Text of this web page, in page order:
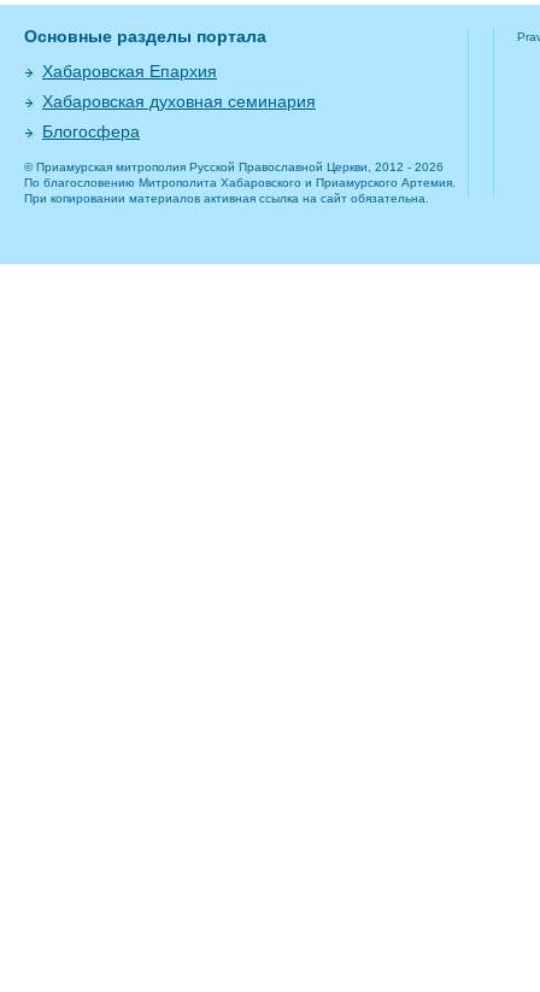
Основные разделы портала
Хабаровская Епархия
Хабаровская духовная семинария
Блогосфера
© Приамурская митрополия Русской Православной Церкви, 2012 - 2026
По благословению Митрополита Хабаровского и Приамурского Артемия.
При копировании материалов активная ссылка на сайт обязательна.